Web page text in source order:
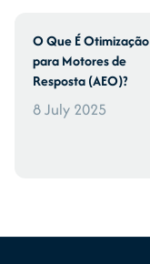
O Que É Otimização
para Motores de
Resposta (AEO)?
8 July 2025